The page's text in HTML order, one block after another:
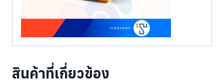
สินค้าที่เกี่ยวข้อง